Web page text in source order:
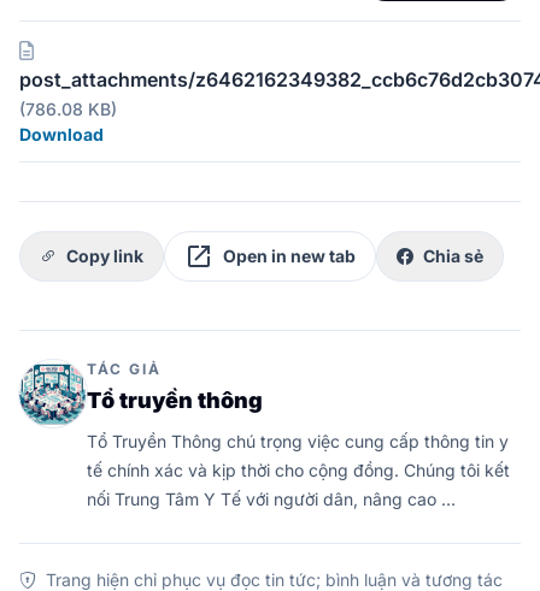
post_attachments/
(786.08 KB)
Download
Copy link open_in_new Open in new tab Chia sẻ
TÁC GIẢ
Tổ truyền thông
Tổ Truyền Thông chú trọng việc cung cấp thông tin y
tế chính xác và kịp thời cho cộng đồng. Chúng tôi kết
nối Trung Tâm Y Tế với người dân, nâng cao …
Trang hiện chỉ phục vụ đọc tin tức; bình luận và tương tác